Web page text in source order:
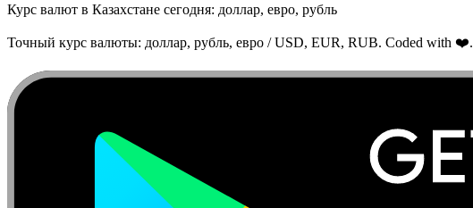
Курс валют в Казахстане сегодня: доллар, евро, рубль
Точный курс валюты: доллар, рубль, евро / USD, EUR, RUB. Coded with ❤️.